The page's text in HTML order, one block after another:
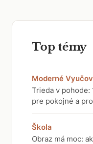
Top témy
Moderné
Trieda v
pre pokojné a
Škola
Obraz má moc: